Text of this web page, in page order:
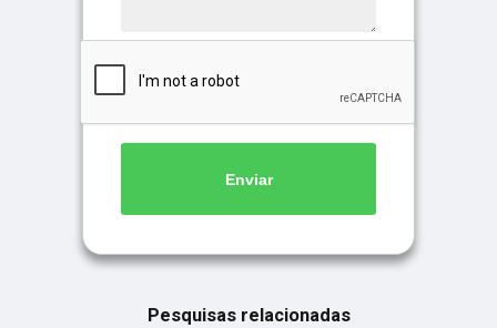
Enviar
Pesquisas relacionadas